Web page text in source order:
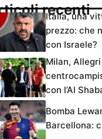
recenti
Italia, una
prezzo: che
con Israele?
Milan,
con l’Al
Bomba
Barcellona: